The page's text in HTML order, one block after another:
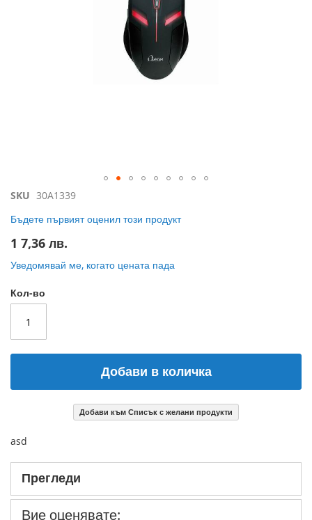
SKU 30A1339
Бъдете първият оценил този продукт
1 7,36 лв.
Уведомявай ме, когато цената пада
Кол-во
Добави в количка
Добави към Списък с желани продукти
asd
Преминете
началото
на
галерия
със
Прегледи
Вие оценявате: